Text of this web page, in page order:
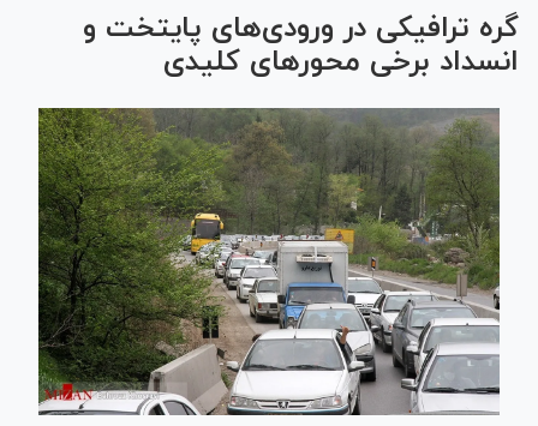
گره ترافیکی در ورودی‌های پایتخت و
انسداد برخی محورهای کلیدی